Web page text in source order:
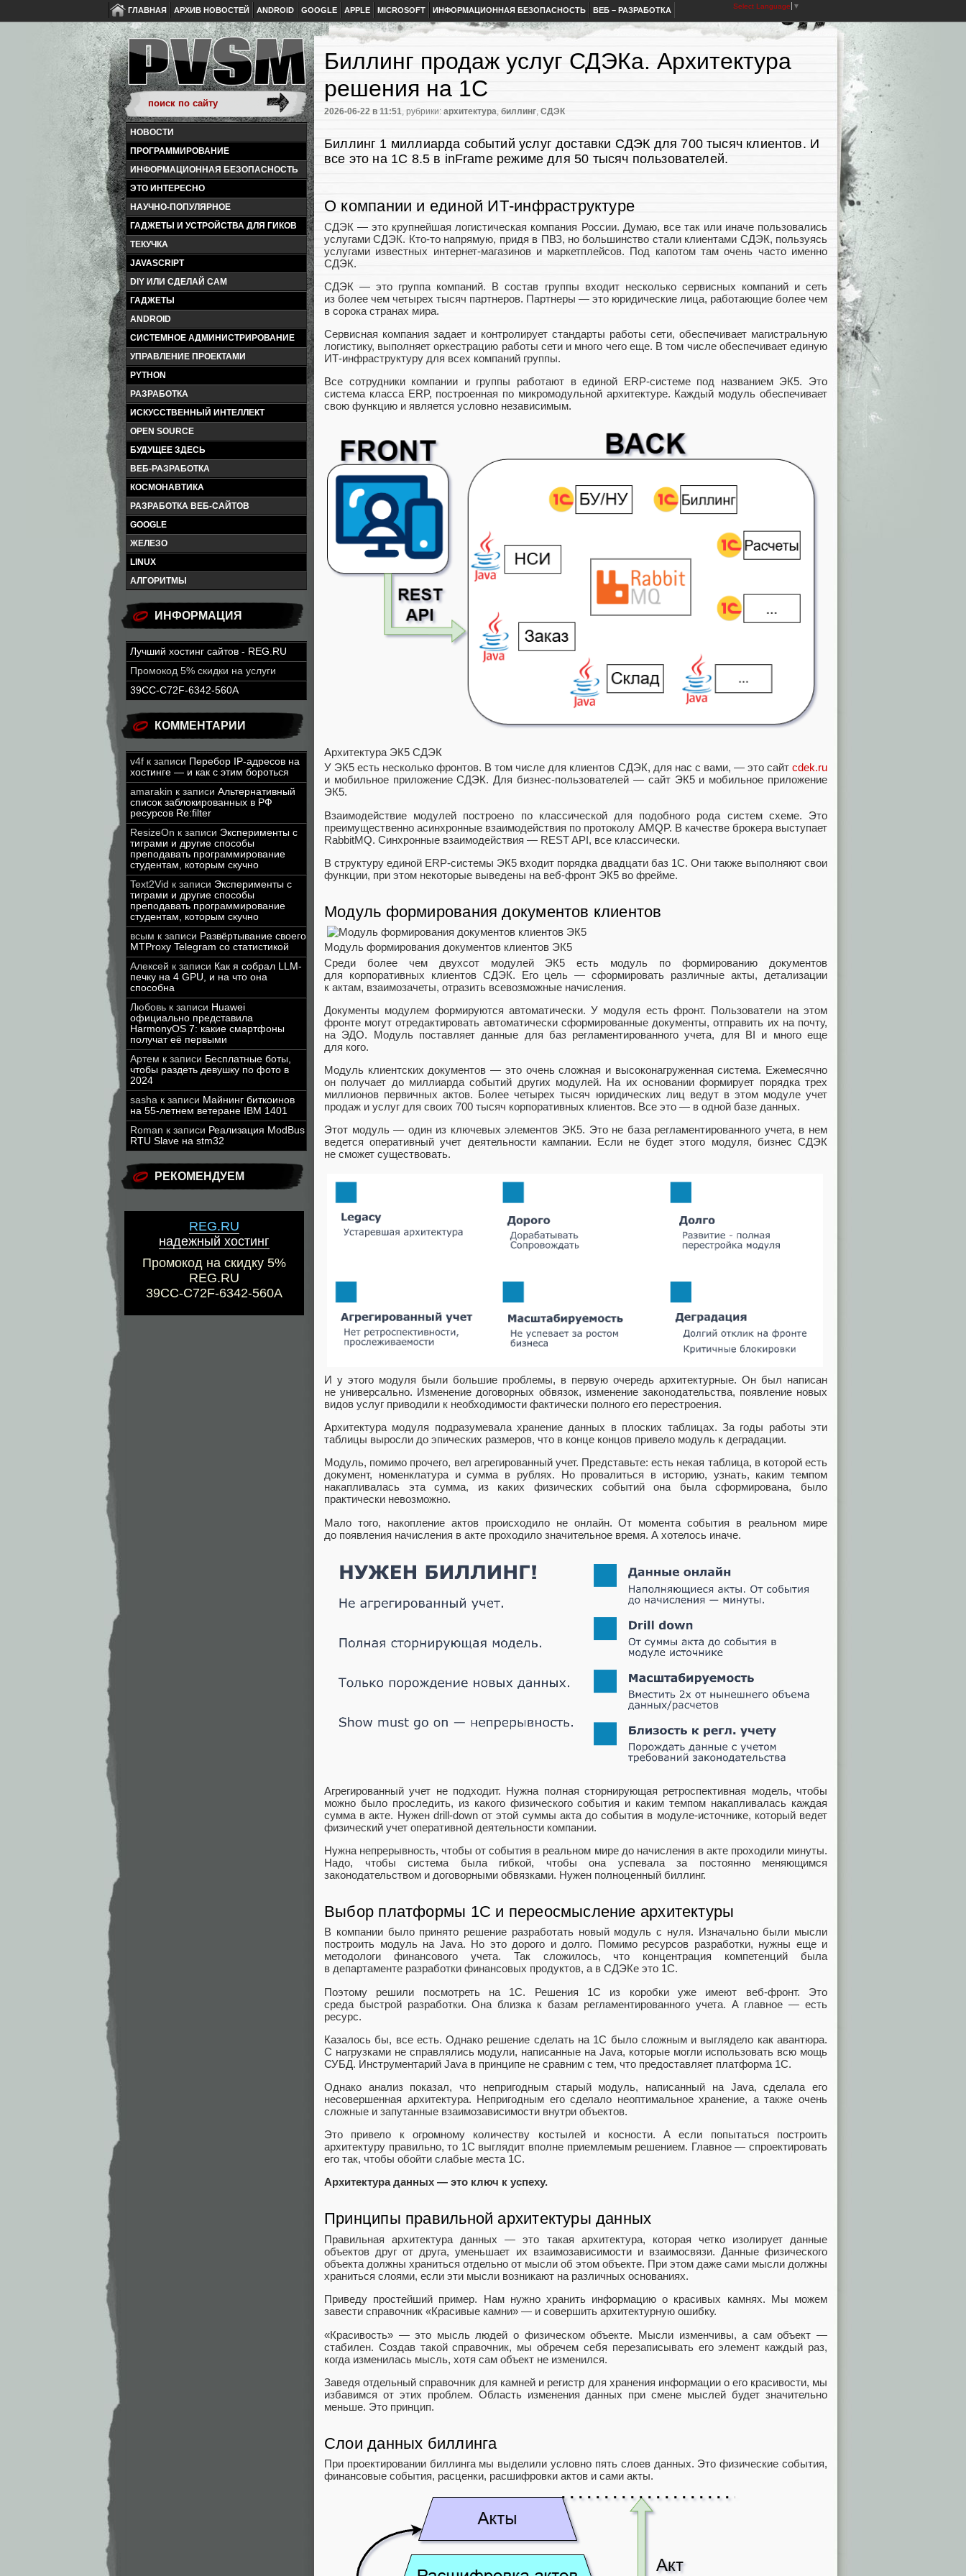
ГЛАВНАЯ АРХИВ НОВОСТЕЙ ANDROID GOOGLE APPLE MICROSOFT ИНФОРМАЦИОННАЯ БЕЗОПАСНОСТЬ ВЕБ – РАЗРАБОТКА Select Language ▼
НОВОСТИ
ПРОГРАММИРОВАНИЕ
ИНФОРМАЦИОННАЯ БЕЗОПАСНОСТЬ
ЭТО ИНТЕРЕСНО
НАУЧНО-ПОПУЛЯРНОЕ
ГАДЖЕТЫ И УСТРОЙСТВА ДЛЯ ГИКОВ
ТЕКУЧКА
JAVASCRIPT
DIY ИЛИ СДЕЛАЙ САМ
ГАДЖЕТЫ
ANDROID
СИСТЕМНОЕ АДМИНИСТРИРОВАНИЕ
УПРАВЛЕНИЕ ПРОЕКТАМИ
PYTHON
РАЗРАБОТКА
ИСКУССТВЕННЫЙ ИНТЕЛЛЕКТ
OPEN SOURCE
БУДУЩЕЕ ЗДЕСЬ
ВЕБ-РАЗРАБОТКА
КОСМОНАВТИКА
РАЗРАБОТКА ВЕБ-САЙТОВ
GOOGLE
ЖЕЛЕЗО
LINUX
АЛГОРИТМЫ
ИНФОРМАЦИЯ
Лучший хостинг сайтов - REG.RU
Промокод 5% скидки на услуги
39CC-C72F-6342-560A
КОММЕНТАРИИ
v4f к записи Перебор IP-адресов на
хостинге — и как с этим бороться
amarakin к записи Альтернативный
список заблокированных в РФ
ресурсов Re:filter
ResizeOn к записи Эксперименты с
тиграми и другие способы
преподавать программирование
студентам, которым скучно
Text2Vid к записи Эксперименты с
тиграми и другие способы
преподавать программирование
студентам, которым скучно
всым к записи Развёртывание своего
MTProxy Telegram со статистикой
Алексей к записи Как я собрал LLM-
печку на 4 GPU, и на что она
способна
Любовь к записи Huawei
официально представила
HarmonyOS 7: какие смартфоны
получат её первыми
Артем к записи Бесплатные боты,
чтобы раздеть девушку по фото в
2024
sasha к записи Майнинг биткоинов
на 55-летнем ветеране IBM 1401
Roman к записи Реализация ModBus
RTU Slave на stm32
РЕКОМЕНДУЕМ
REG.RU
надежный хостинг
Промокод на скидку 5%
REG.RU
39CC-C72F-6342-560A
Биллинг продаж услуг СДЭКа. Архитектура
решения на 1С
2026-06-22 в 11:51, рубрики: архитектура, биллинг, СДЭК
Биллинг 1 миллиарда событий услуг доставки СДЭК для 700 тысяч клиентов. И
все это на 1С 8.5 в inFrame режиме для 50 тысяч пользователей.
О компании и единой ИТ‑инфраструктуре
СДЭК — это крупнейшая логистическая компания России. Думаю, все так или иначе пользовались
услугами СДЭК. Кто‑то напрямую, придя в ПВЗ, но большинство стали клиентами СДЭК, пользуясь
услугами известных интернет‑магазинов и маркетплейсов. Под капотом там очень часто именно
СДЭК.
СДЭК — это группа компаний. В состав группы входит несколько сервисных компаний и сеть
из более чем четырех тысяч партнеров. Партнеры — это юридические лица, работающие более чем
в сорока странах мира.
Сервисная компания задает и контролирует стандарты работы сети, обеспечивает магистральную
логистику, выполняет оркестрацию работы сети и много чего еще. В том числе обеспечивает единую
ИТ‑инфраструктуру для всех компаний группы.
Все сотрудники компании и группы работают в единой ERP‑системе под названием ЭК5. Это
система класса ERP, построенная по микромодульной архитектуре. Каждый модуль обеспечивает
свою функцию и является условно независимым.
Архитектура ЭК5 СДЭК
У ЭК5 есть несколько фронтов. В том числе для клиентов СДЭК, для нас с вами, — это сайт cdek.ru
и мобильное приложение СДЭК. Для бизнес‑пользователей — сайт ЭК5 и мобильное приложение
ЭК5.
Взаимодействие модулей построено по классической для подобного рода систем схеме. Это
преимущественно асинхронные взаимодействия по протоколу AMQP. В качестве брокера выступает
RabbitMQ. Синхронные взаимодействия — REST API, все классически.
В структуру единой ERP‑системы ЭК5 входит порядка двадцати баз 1С. Они также выполняют свои
функции, при этом некоторые выведены на веб‑фронт ЭК5 во фрейме.
Модуль формирования документов клиентов
Модуль формирования документов клиентов ЭК5
Среди более чем двухсот модулей ЭК5 есть модуль по формированию документов
для корпоративных клиентов СДЭК. Его цель — сформировать различные акты, детализации
к актам, взаимозачеты, отразить всевозможные начисления.
Документы модулем формируются автоматически. У модуля есть фронт. Пользователи на этом
фронте могут отредактировать автоматически сформированные документы, отправить их на почту,
на ЭДО. Модуль поставляет данные для баз регламентированного учета, для BI и много еще
для кого.
Модуль клиентских документов — это очень сложная и высоконагруженная система. Ежемесячно
он получает до миллиарда событий других модулей. На их основании формирует порядка трех
миллионов первичных актов. Более четырех тысяч юридических лиц ведут в этом модуле учет
продаж и услуг для своих 700 тысяч корпоративных клиентов. Все это — в одной базе данных.
Этот модуль — один из ключевых элементов ЭК5. Это не база регламентированного учета, в нем
ведется оперативный учет деятельности кампании. Если не будет этого модуля, бизнес СДЭК
не сможет существовать.
И у этого модуля были большие проблемы, в первую очередь архитектурные. Он был написан
не универсально. Изменение договорных обвязок, изменение законодательства, появление новых
видов услуг приводили к необходимости фактически полного его перестроения.
Архитектура модуля подразумевала хранение данных в плоских таблицах. За годы работы эти
таблицы выросли до эпических размеров, что в конце концов привело модуль к деградации.
Модуль, помимо прочего, вел агрегированный учет. Представьте: есть некая таблица, в которой есть
документ, номенклатура и сумма в рублях. Но провалиться в историю, узнать, каким темпом
накапливалась эта сумма, из каких физических событий она была сформирована, было
практически невозможно.
Мало того, накопление актов происходило не онлайн. От момента события в реальном мире
до появления начисления в акте проходило значительное время. А хотелось иначе.
Агрегированный учет не подходит. Нужна полная сторнирующая ретроспективная модель, чтобы
можно было проследить, из какого физического события и каким темпом накапливалась каждая
сумма в акте. Нужен drill‑down от этой суммы акта до события в модуле‑источнике, который ведет
физический учет оперативной деятельности компании.
Нужна непрерывность, чтобы от события в реальном мире до начисления в акте проходили минуты.
Надо, чтобы система была гибкой, чтобы она успевала за постоянно меняющимся
законодательством и договорными обвязками. Нужен полноценный биллинг.
Выбор платформы 1С и переосмысление архитектуры
В компании было принято решение разработать новый модуль с нуля. Изначально были мысли
построить модуль на Java. Но это дорого и долго. Помимо ресурсов разработки, нужны еще и
методологи финансового учета. Так сложилось, что концентрация компетенций была
в департаменте разработки финансовых продуктов, а в СДЭКе это 1С.
Поэтому решили посмотреть на 1С. Решения 1С из коробки уже имеют веб‑фронт. Это
среда быстрой разработки. Она близка к базам регламентированного учета. А главное — есть
ресурс.
Казалось бы, все есть. Однако решение сделать на 1С было сложным и выглядело как авантюра.
С нагрузками не справлялись модули, написанные на Java, которые могли использовать всю мощь
СУБД. Инструментарий Java в принципе не сравним с тем, что предоставляет платформа 1С.
Однако анализ показал, что непригодным старый модуль, написанный на Java, сделала его
несовершенная архитектура. Непригодным его сделало неоптимальное хранение, а также очень
сложные и запутанные взаимозависимости внутри объектов.
Это привело к огромному количеству костылей и косности. А если попытаться построить
архитектуру правильно, то 1С выглядит вполне приемлемым решением. Главное — спроектировать
его так, чтобы обойти слабые места 1С.
Архитектура данных — это ключ к успеху.
Принципы правильной архитектуры данных
Правильная архитектура данных — это такая архитектура, которая четко изолирует данные
объектов друг от друга, уменьшает их взаимозависимости и взаимосвязи. Данные физического
объекта должны храниться отдельно от мысли об этом объекте. При этом даже сами мысли должны
храниться слоями, если эти мысли возникают на различных основаниях.
Приведу простейший пример. Нам нужно хранить информацию о красивых камнях. Мы можем
завести справочник «Красивые камни» — и совершить архитектурную ошибку.
«Красивость» — это мысль людей о физическом объекте. Мысли изменчивы, а сам объект —
стабилен. Создав такой справочник, мы обречем себя перезаписывать его элемент каждый раз,
когда изменилась мысль, хотя сам объект не изменился.
Заведя отдельный справочник для камней и регистр для хранения информации о его красивости, мы
избавимся от этих проблем. Область изменения данных при смене мыслей будет значительно
меньше. Это принцип.
Слои данных биллинга
При проектировании биллинга мы выделили условно пять слоев данных. Это физические события,
финансовые события, расценки, расшифровки актов и сами акты.